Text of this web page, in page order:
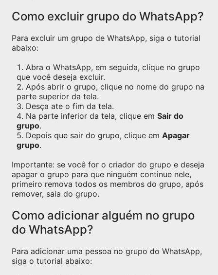
Como excluir grupo do WhatsApp?
Para excluir um grupo de WhatsApp, siga o tutorial
abaixo:
Abra o WhatsApp, em seguida, clique no grupo
que você deseja excluir.
Após abrir o grupo, clique no nome do grupo na
parte superior da tela.
Desça ate o fim da tela.
Na parte inferior da tela, clique em Sair do
grupo.
Depois que sair do grupo, clique em Apagar
grupo.
Importante: se você for o criador do grupo e deseja
apagar o grupo para que ninguém continue nele,
primeiro remova todos os membros do grupo, após
remover, saia do grupo.
Como adicionar alguém no grupo
do WhatsApp?
Para adicionar uma pessoa no grupo do WhatsApp,
siga o tutorial abaixo: